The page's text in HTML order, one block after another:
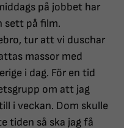
på jobbet har
sett på film.
tur att vi duschar
massor med
i dag. För en tid
om att jag
i veckan. Dom skulle
tiden så ska jag få